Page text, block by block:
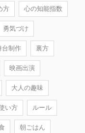
方 心の知能指数
勇気づけ
台制作 裏方
映画出演
大人の趣味
い方 ルール
朝ごはん